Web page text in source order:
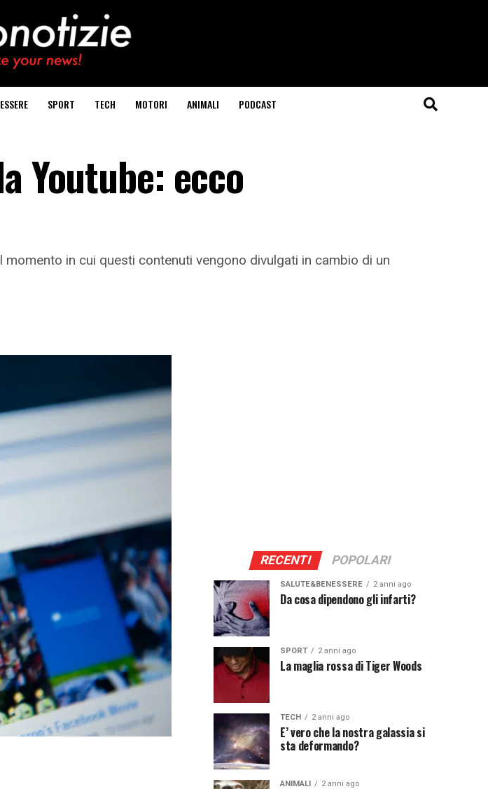
SPORT TECH MOTORI ANIMALI PODCAST
Youtube: ecco
in cui questi contenuti vengono divulgati in cambio di un
RECENTI POPOLARI
SALUTE&BENESSERE 2 anni ago
Da cosa dipendono gli infarti?
SPORT 2 anni ago
La maglia rossa di Tiger Woods
TECH 2 anni ago
E’ vero che la nostra galassia si
sta deformando?
ANIMALI 2 anni ago